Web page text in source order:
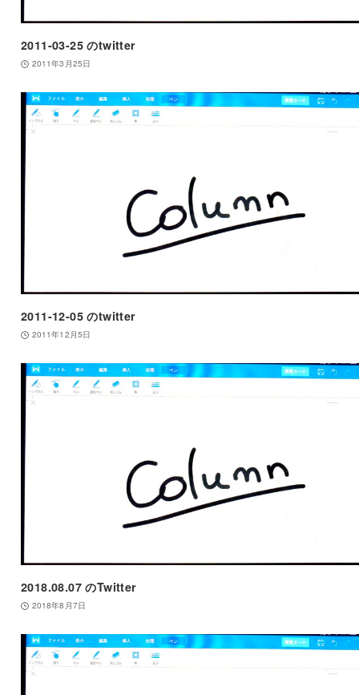
2011-03-25 のtwitter
2011年3月25日
2011-12-05 のtwitter
2011年12月5日
2018.08.07 のTwitter
2018年8月7日